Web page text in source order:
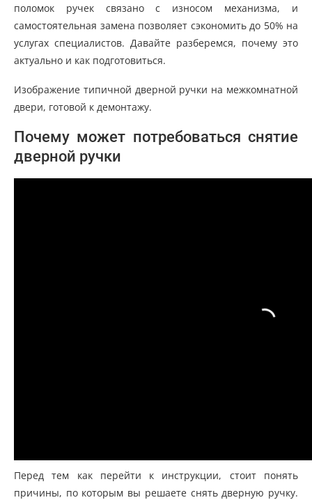
поломок ручек связано с износом механизма, и
самостоятельная замена позволяет сэкономить до 50% на
услугах специалистов. Давайте разберемся, почему это
актуально и как подготовиться.
Изображение типичной дверной ручки на межкомнатной
двери, готовой к демонтажу.
Почему может потребоваться снятие
дверной ручки
Перед тем как перейти к инструкции, стоит понять
причины, по которым вы решаете снять дверную ручку.